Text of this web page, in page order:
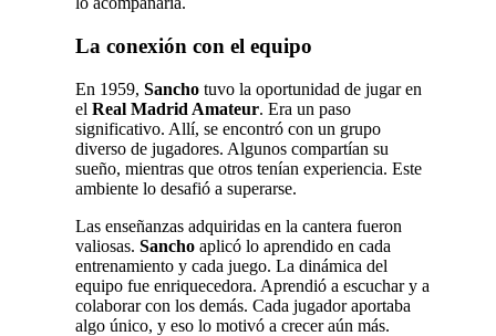
La conexión con el equipo
En 1959, Sancho tuvo la oportunidad de jugar en
el Real Madrid Amateur. Era un paso
significativo. Allí, se encontró con un grupo
diverso de jugadores. Algunos compartían su
sueño, mientras que otros tenían experiencia. Este
ambiente lo desafió a superarse.
Las enseñanzas adquiridas en la cantera fueron
valiosas. Sancho aplicó lo aprendido en cada
entrenamiento y cada juego. La dinámica del
equipo fue enriquecedora. Aprendió a escuchar y a
colaborar con los demás. Cada jugador aportaba
algo único, y eso lo motivó a crecer aún más.